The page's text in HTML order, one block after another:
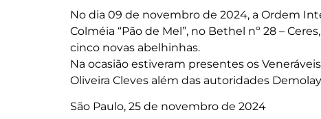
No dia 09 de novembro de 2024, a Ordem
Colméia “Pão de Mel”, no Bethel nº 28 –
cinco novas abelhinhas.
Na ocasião estiveram presentes os
Oliveira Cleves além das autoridades
São Paulo, 25 de novembro de 2024